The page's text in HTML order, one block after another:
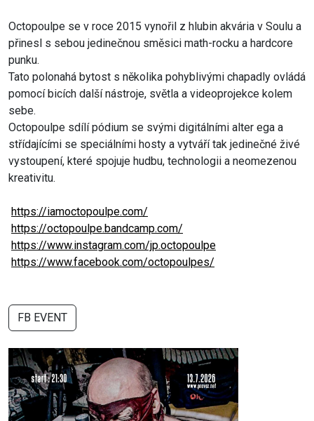
Octopoulpe se v roce 2015 vynořil z hlubin akvária v Soulu a
přinesl s sebou jedinečnou směsici math-rocku a hardcore
punku.
Tato polonahá bytost s několika pohyblivými chapadly ovládá
pomocí bicích další nástroje, světla a videoprojekce kolem
sebe.
Octopoulpe sdílí pódium se svými digitálními alter ega a
střídajícími se speciálními hosty a vytváří tak jedinečné živé
vystoupení, které spojuje hudbu, technologii a neomezenou
kreativitu.
https://iamoctopoulpe.com/
https://octopoulpe.bandcamp.com/
https://www.instagram.com/jp.octopoulpe
https://www.facebook.com/octopoulpes/
FB EVENT